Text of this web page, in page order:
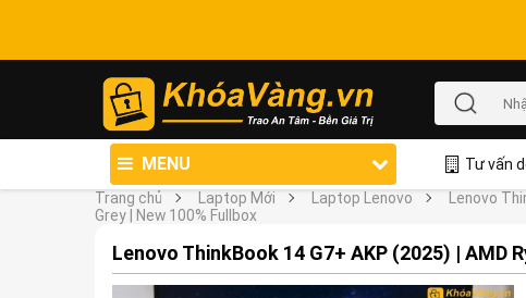
MENU Tư vấn
Trang chủ
Laptop Mới Laptop Lenovo Lenovo
Grey | New 100% Fullbox
Lenovo ThinkBook 14 G7+ AKP (2025) | AMD